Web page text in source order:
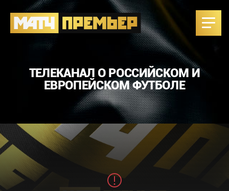
ТЕЛЕКАНАЛ О РОССИЙСКОМ И
ЕВРОПЕЙСКОМ ФУТБОЛЕ